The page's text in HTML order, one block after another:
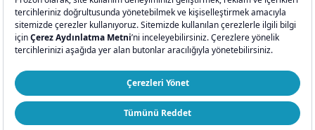
Prozon Kurumsal Teknoloji Çözümleri Anonim
Şirketi,Proventus Danışmanlık Limited Şirketi’nin
tescilli markası ve teknoloji şirketidir.